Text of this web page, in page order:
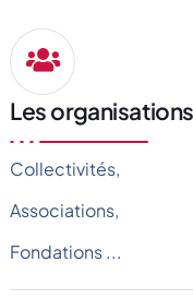
Les organisations
Collectivités,
Associations,
Fondations ...